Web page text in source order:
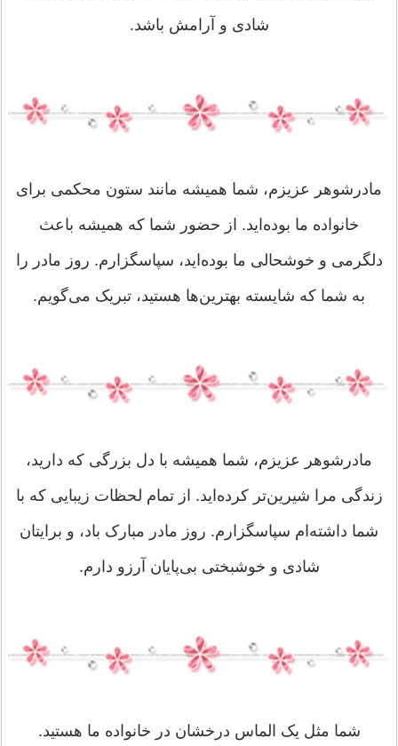
شادی و آرامش باشد.
مادرشوهر عزیزم، شما همیشه مانند ستون محکمی برای
خانواده ما بوده‌اید. از حضور شما که همیشه باعث
دلگرمی و خوشحالی ما بوده‌اید، سپاسگزارم. روز مادر را
به شما که شایسته بهترین‌ها هستید، تبریک می‌گویم.
مادرشوهر عزیزم، شما همیشه با دل بزرگی که دارید،
زندگی مرا شیرین‌تر کرده‌اید. از تمام لحظات زیبایی که با
شما داشته‌ام سپاسگزارم. روز مادر مبارک باد، و برایتان
شادی و خوشبختی بی‌پایان آرزو دارم.
شما مثل یک الماس درخشان در خانواده ما هستید.